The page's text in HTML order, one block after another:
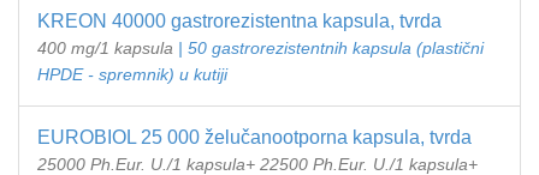
KREON 40000 gastrorezistentna kapsula, tvrda
400 mg/1 kapsula | 50 gastrorezistentnih kapsula (plastični
HPDE - spremnik) u kutiji
EUROBIOL 25 000 želučanootporna kapsula, tvrda
25000 Ph.Eur. U./1 kapsula+ 22500 Ph.Eur. U./1 kapsula+